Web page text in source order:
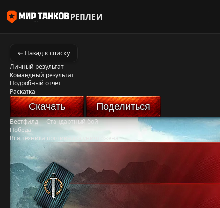
РЕПЛЕИ
← Назад к списку
Личный результат
Командный результат
Подробный отчёт
Раскатка
Скачать Поделиться
Вестфилд-Стандартный бой
Победа!
Вся техника противника уничтожена